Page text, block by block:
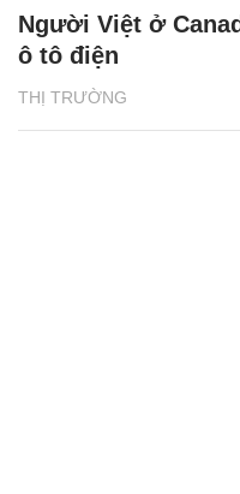
THỊ TRƯỜNG
Người Việt ở
ô tô điện